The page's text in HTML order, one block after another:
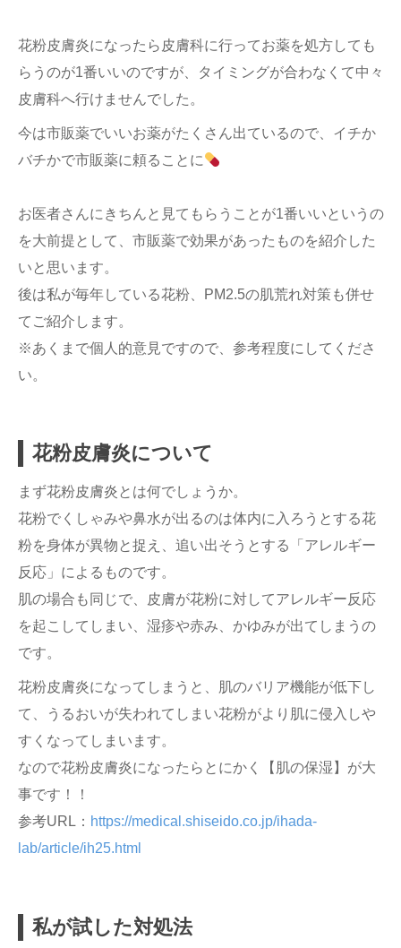
花粉皮膚炎になったら皮膚科に行ってお薬を処方しても
らうのが1番いいのですが、タイミングが合わなくて中々
皮膚科へ行けませんでした。
今は市販薬でいいお薬がたくさん出ているので、イチか
バチかで市販薬に頼ることに
お医者さんにきちんと見てもらうことが1番いいというの
を大前提として、市販薬で効果があったものを紹介した
いと思います。
後は私が毎年している花粉、PM2.5の肌荒れ対策も併せ
てご紹介します。
※あくまで個人的意見ですので、参考程度にしてくださ
い。
花粉皮膚炎について
まず花粉皮膚炎とは何でしょうか。
花粉でくしゃみや鼻水が出るのは体内に入ろうとする花
粉を身体が異物と捉え、追い出そうとする「アレルギー
反応」によるものです。
肌の場合も同じで、皮膚が花粉に対してアレルギー反応
を起こしてしまい、湿疹や赤み、かゆみが出てしまうの
です。
花粉皮膚炎になってしまうと、肌のバリア機能が低下し
て、うるおいが失われてしまい花粉がより肌に侵入しや
すくなってしまいます。
なので花粉皮膚炎になったらとにかく【肌の保湿】が大
事です！！
参考URL： https://medical.shiseido.co.jp/ihada-
lab/article/ih25.html
私が試した対処法